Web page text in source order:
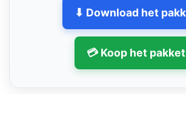
⬇ Download het
💳 Koop het pakket